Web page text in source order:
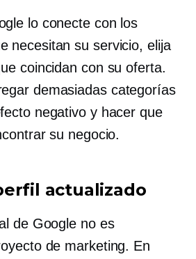
lo conecte con los
necesitan su servicio, elija
coincidan con su oferta.
demasiadas categorías
negativo y hacer que
su negocio.
actualizado
de Google no es
de marketing. En